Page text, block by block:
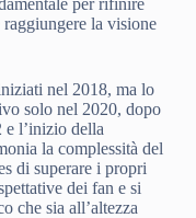
la visione
nel 2018, ma lo
solo nel 2020, dopo
e l’inizio della
la complessità del
di superare i propri
dei fan e si
che sia all’altezza